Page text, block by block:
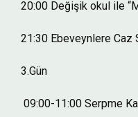
20:00 Değişik okul ile
21:30 Ebeveynlere Caz
3.Gün
09:00-11:00 Serpme